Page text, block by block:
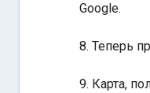
Google.
8. Теперь
9. Карта,